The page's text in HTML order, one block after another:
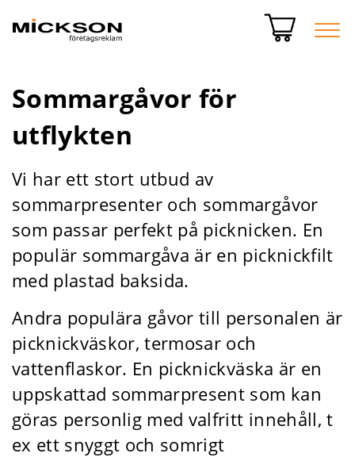
Sommargåvor för
utflykten
Vi har ett stort utbud av
sommarpresenter och sommargåvor
som passar perfekt på picknicken. En
populär sommargåva är en picknickfilt
med plastad baksida.
Andra populära gåvor till personalen är
picknickväskor, termosar och
vattenflaskor. En picknickväska är en
uppskattad sommarpresent som kan
göras personlig med valfritt innehåll, t
ex ett snyggt och somrigt